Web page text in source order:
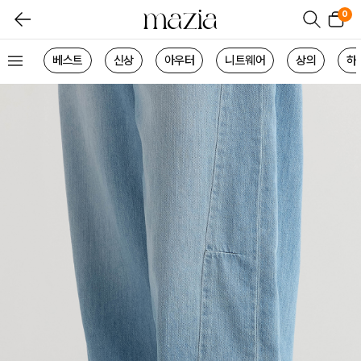
0
베스트 신상 아우터 니트웨어 상의 하